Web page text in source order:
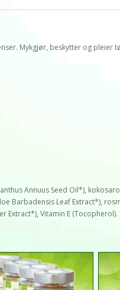
Mykgjør, beskytter og pleier
Annuus Seed Oil*),
Barbadensis Leaf Extract*),
Extract*), Vitamin E